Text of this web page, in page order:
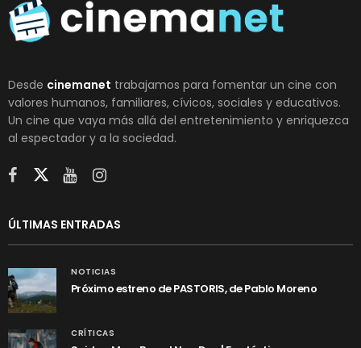
Desde cinemanet trabajamos para fomentar un cine con
valores humanos, familiares, cívicos, sociales y educativos.
Un cine que vaya más allá del entretenimiento y enriquezca
al espectador y a la sociedad.
ÚLTIMAS ENTRADAS
NOTICIAS
Próximo estreno de PASTORIS, de Pablo Moreno
CRÍTICAS